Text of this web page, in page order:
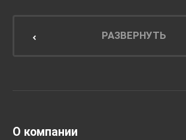
Мебель для кухниРАЗВЕРНУТЬ
О компании